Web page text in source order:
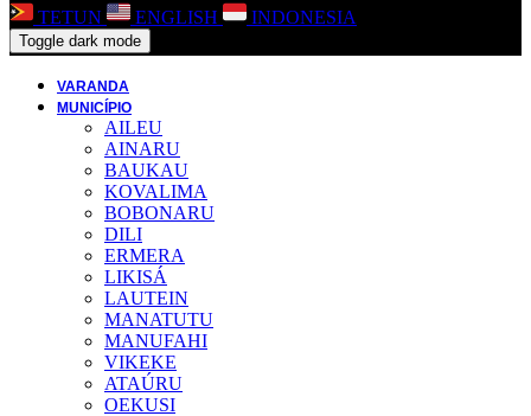
TETUN ENGLISH INDONESIA
Toggle dark mode
VARANDA
MUNICÍPIO
AILEU
AINARU
BAUKAU
KOVALIMA
BOBONARU
DILI
ERMERA
LIKISÁ
LAUTEIN
MANATUTU
MANUFAHI
VIKEKE
ATAÚRU
OEKUSI